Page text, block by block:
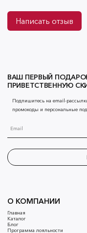
Написать отзыв
О КОМПАНИИ
Главная
Каталог
Блог
Программа лояльности
ВАШ ПЕРВЫЙ
ПРИВЕТСТВЕННУЮ
Подпишитесь на email-
промокоды и персональные